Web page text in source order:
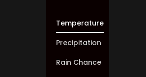
Temperature
Precipitation
Rain Chance